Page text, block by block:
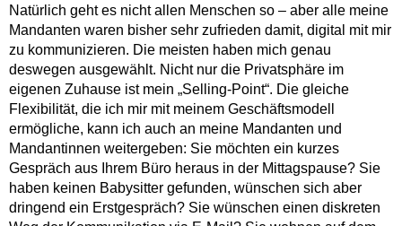
Natürlich geht es nicht allen Menschen so – aber alle meine
Mandanten waren bisher sehr zufrieden damit, digital mit mir
zu kommunizieren. Die meisten haben mich genau
deswegen ausgewählt. Nicht nur die Privatsphäre im
eigenen Zuhause ist mein „Selling-Point“. Die gleiche
Flexibilität, die ich mir mit meinem Geschäftsmodell
ermögliche, kann ich auch an meine Mandanten und
Mandantinnen weitergeben: Sie möchten ein kurzes
Gespräch aus Ihrem Büro heraus in der Mittagspause? Sie
haben keinen Babysitter gefunden, wünschen sich aber
dringend ein Erstgespräch? Sie wünschen einen diskreten